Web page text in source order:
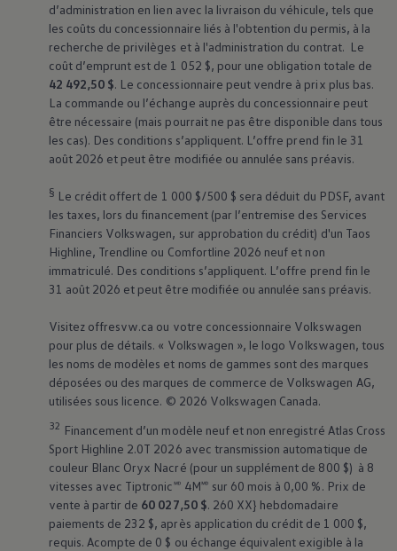
d’administration en lien avec la livraison du véhicule, tels que
les coûts du concessionnaire liés à l'obtention du permis, à la
recherche de privilèges et à l'administration du contrat. Le
coût d’emprunt est de 1 052 $, pour une obligation totale de
42 492,50 $. Le concessionnaire peut vendre à prix plus bas.
La commande ou l’échange auprès du concessionnaire peut
être nécessaire (mais pourrait ne pas être disponible dans tous
les cas). Des conditions s’appliquent. L’offre prend fin le 31
août 2026 et peut être modifiée ou annulée sans préavis.
§ Le crédit offert de 1 000 $/500 $ sera déduit du PDSF, avant
les taxes, lors du financement (par l’entremise des Services
Financiers Volkswagen, sur approbation du crédit) d'un Taos
Highline, Trendline ou Comfortline 2026 neuf et non
immatriculé. Des conditions s’appliquent. L’offre prend fin le
31 août 2026 et peut être modifiée ou annulée sans préavis.
Visitez offresvw.ca ou votre concessionnaire Volkswagen
pour plus de détails. « Volkswagen », le logo Volkswagen, tous
les noms de modèles et noms de gammes sont des marques
déposées ou des marques de commerce de Volkswagen AG,
utilisées sous licence. © 2026 Volkswagen Canada.
32 Financement d’un modèle neuf et non enregistré Atlas Cross
Sport Highline 2.0T 2026 avec transmission automatique de
couleur Blanc Oryx Nacré (pour un supplément de 800 $) à 8
vitesses avec Tiptronic🅫 4M🅫 sur 60 mois à 0,00 %. Prix de
vente à partir de 60 027,50 $. 260 XX} hebdomadaire
paiements de 232 $, après application du crédit de 1 000 $,
requis. Acompte de 0 $ ou échange équivalent exigible à la